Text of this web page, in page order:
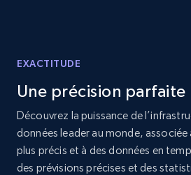
EXACTITUDE
Une précision parfaite
Découvrez la puissance de
données leader au monde, associée
plus précis et à des données en
des prévisions précises et des